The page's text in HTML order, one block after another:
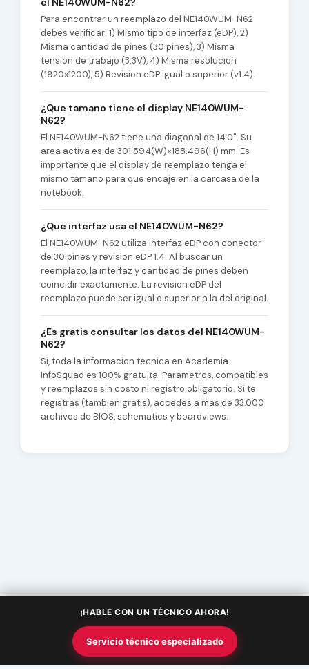
Para encontrar un reemplazo del NE140WUM-N62
debes verificar: 1) Mismo tipo de interfaz (eDP), 2)
Misma cantidad de pines (30 pines), 3) Misma
tension de trabajo (3.3V), 4) Misma resolucion
(1920x1200), 5) Revision eDP igual o superior (v1.4).
¿Que tamano tiene el display NE140WUM-
N62?
El NE140WUM-N62 tiene una diagonal de 14.0". Su
area activa es de 301.594(W)×188.496(H) mm. Es
importante que el display de reemplazo tenga el
mismo tamano para que encaje en la carcasa de la
notebook.
¿Que interfaz usa el NE140WUM-N62?
El NE140WUM-N62 utiliza interfaz eDP con conector
de 30 pines y revision eDP 1.4. Al buscar un
reemplazo, la interfaz y cantidad de pines deben
coincidir exactamente. La revision eDP del
reemplazo puede ser igual o superior a la del original.
¿Es gratis consultar los datos del NE140WUM-
N62?
Si, toda la informacion tecnica en Academia
InfoSquad es 100% gratuita. Parametros, compatibles
y reemplazos sin costo ni registro obligatorio. Si te
registras (tambien gratis), accedes a mas de 33.000
archivos de BIOS, schematics y boardviews.
Copyright © 2026 Academia InfoSquad | Powered by
para WordPress
¡HABLE CON UN TÉCNICO AHORA!
Servicio técnico especializado